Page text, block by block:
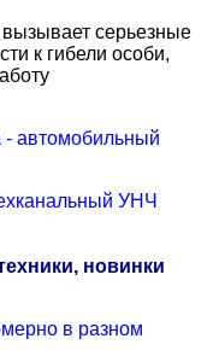
серьезные
к гибели особи,
автомобильный
УНЧ
новинки
в разном